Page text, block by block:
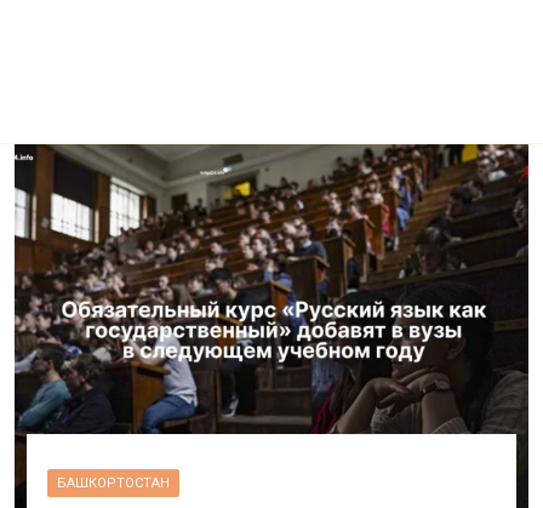
БАШКОРТОСТАН